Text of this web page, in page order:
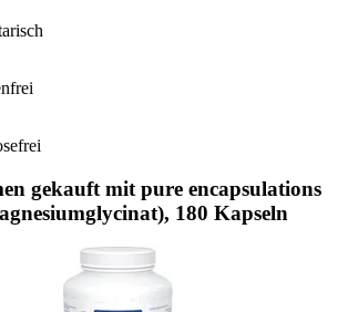
gekauft mit pure encapsulations
180 Kapseln